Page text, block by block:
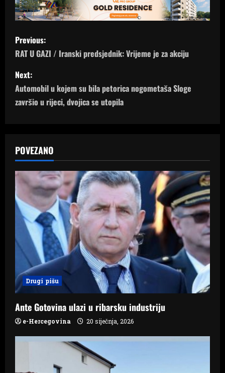
P
o
s
t
a
v
i
g
t
i
o
n
Previous:
RAT U GAZI / Iranski predsjednik: Vrijeme je za akciju
Next:
Automobil u kojem su bila petorica nogometaša Sloge
završio u rijeci, dvojica se utopila
POVEZANO
Drugi pišu
Ante Gotovina ulazi u ribarsku industriju
e-Hercegovina 20 siječnja, 2026